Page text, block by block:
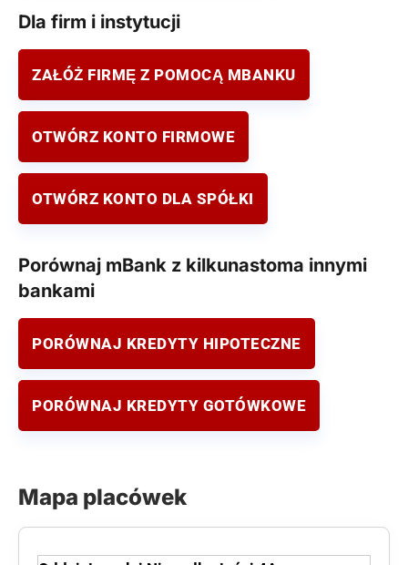
Dla firm i instytucji
ZAŁÓŻ FIRMĘ Z POMOCĄ MBANKU
OTWÓRZ KONTO FIRMOWE
OTWÓRZ KONTO DLA SPÓŁKI
Porównaj mBank z kilkunastoma innymi
bankami
PORÓWNAJ KREDYTY HIPOTECZNE
PORÓWNAJ KREDYTY GOTÓWKOWE
Mapa placówek